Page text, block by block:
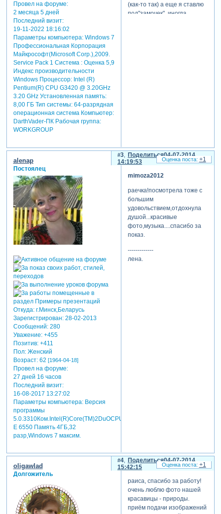
Провел на форуме:
2 месяца 5 дней
Последний визит:
19-11-2022 18:16:02
Параметры компьютера:Windows 7
Профессиональная Корпорация
Майкрософт(Microsoft Corp.),2009.
Service Pack 1 Система : Оценка 5,9
Индекс производительности
Windows Процессор: Intel (R)
Pentium(R) CPU G3420 @ 3.20GHz
3.20 GHz Установленная память:
8,00 ГБ Тип системы: 64-разрядная
операционная система Компьютер:
DarthVader-ПК Рабочая группа:
WORKGROUP
(как-то так) а еще я ставлю
под"замочек". иногда.
Поделиться
3
04-07-2014
14:19:53
alenap
Постоялец
Откуда:г.Минск,Беларусь
Зарегистрирован: 28-02-2013
Сообщений:280
Уважение: +455
Позитив: +411
Пол:Женский
Возраст:62 [1964-04-18]
Провел на форуме:
27 дней 16 часов
Последний визит:
16-08-2017 13:27:02
Параметры компьютера:Версия
программы
5.0.3310Ком.Intel(R)Core(TM)2DuOCPU
E 6550 Память 4ГБ,32
разр,Windows 7 максим.
mimoza2012
раечка!посмотрела тоже с
большим
удовольствием,отдохнула
душой...красивые
фото,музыка....спасибо за
показ.
-------------
лена.
+1
Поделиться
4
04-07-2014
15:42:15
oligawlad
Долгожитель
раиса, спасибо за работу!
очень люблю фото нашей
красавицы - природы.
приём подачи изображений
+1